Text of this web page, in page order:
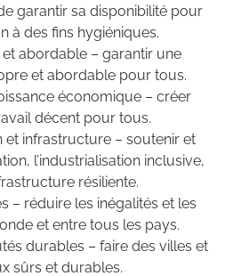
garantir sa disponibilité pour
à des fins hygiéniques.
abordable – garantir une
et abordable pour tous.
économique – créer
décent pour tous.
et infrastructure – soutenir et
l’industrialisation inclusive,
résiliente.
– réduire les inégalités et les
et entre tous les pays.
durables – faire des villes et
sûrs et durables.